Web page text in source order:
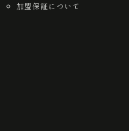
加盟保証について